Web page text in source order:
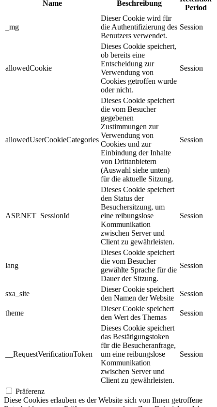
Name Beschreibung
Period
_mg
Dieser Cookie wird für
die Authentifizierung des
Benutzers verwendet.
Session
allowedCookie
Dieses Cookie speichert,
ob bereits eine
Entscheidung zur
Verwendung von
Cookies getroffen wurde
oder nicht.
Session
allowedUserCookieCategories
Dieses Cookie speichert
die vom Besucher
gegebenen
Zustimmungen zur
Verwendung von
Cookies und zur
Einbindung der Inhalte
von Drittanbietern
(Auswahl siehe unten)
für die aktuelle Sitzung.
Session
ASP.NET_SessionId
Dieses Cookie speichert
den Status der
Besuchersitzung, um
eine reibungslose
Kommunikation
zwischen Server und
Client zu gewährleisten.
Session
lang
Dieses Cookie speichert
die vom Besucher
gewählte Sprache für die
Dauer der Sitzung.
Session
sxa_site
Dieser Cookie speichert
den Namen der Website
Session
theme
Dieser Cookie speichert
den Wert des Themas
Session
__RequestVerificationToken
Dieses Cookie speichert
das Bestätigungstoken
für die Besucheranfrage,
um eine reibungslose
Kommunikation
zwischen Server und
Client zu gewährleisten.
Session
Präferenz
Diese Cookies erlauben es der Website sich von Ihnen getroffene